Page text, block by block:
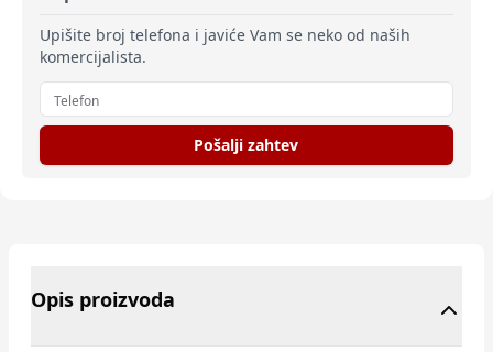
Upišite broj telefona i javiće Vam se neko od naših
komercijalista.
Pošalji zahtev
Opis proizvoda